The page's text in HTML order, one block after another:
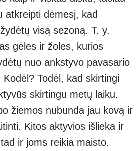
atkreipti dėmesį, kad
visą sezoną. T. y.
gėles ir žoles, kurios
nuo ankstyvo pavasario
Todėl, kad skirtingi
skirtingu metų laiku.
žiemos nubunda jau kovą ir
Kitos aktyvios išlieka ir
ir joms reikia maisto.